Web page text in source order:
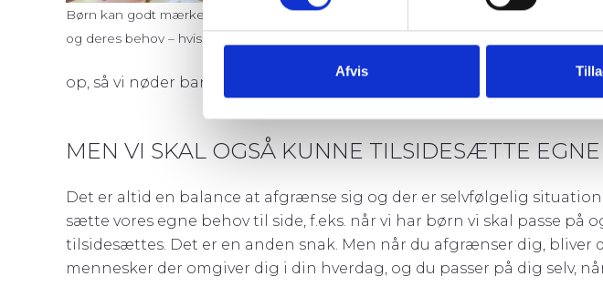
Afvis
Børn kan godt mærke sig selv
og deres behov – hvis de får lov
Et konkret eksempel kunne være
op, så vi nøder barnet til at spise mere end det faktisk kan mærke, at
MEN VI SKAL OGSÅ KUNNE TILSIDESÆTTE
Det er altid en balance at afgrænse sig og der er selvfølgelig
sætte vores egne behov til side, f.eks. når vi har børn vi skal passe på
tilsidesættes. Det er en anden snak. Men når du afgrænser dig, bliver
mennesker der omgiver dig i din hverdag, og du passer på dig selv,